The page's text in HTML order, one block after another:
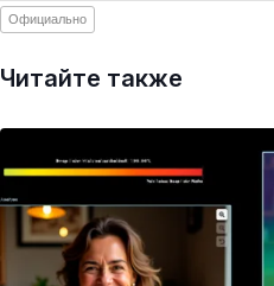
Официально
Читайте также